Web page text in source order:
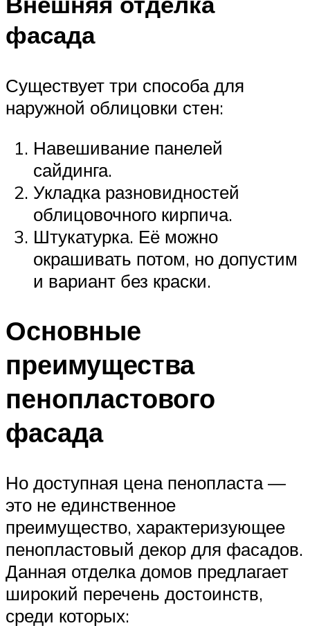
фасада
Существует три способа для
наружной облицовки стен:
Навешивание панелей
сайдинга.
Укладка разновидностей
облицовочного кирпича.
Штукатурка. Её можно
окрашивать потом, но допустим
и вариант без краски.
Основные
преимущества
пенопластового
фасада
Но доступная цена пенопласта —
это не единственное
преимущество, характеризующее
пенопластовый декор для фасадов.
Данная отделка домов предлагает
широкий перечень достоинств,
среди которых: